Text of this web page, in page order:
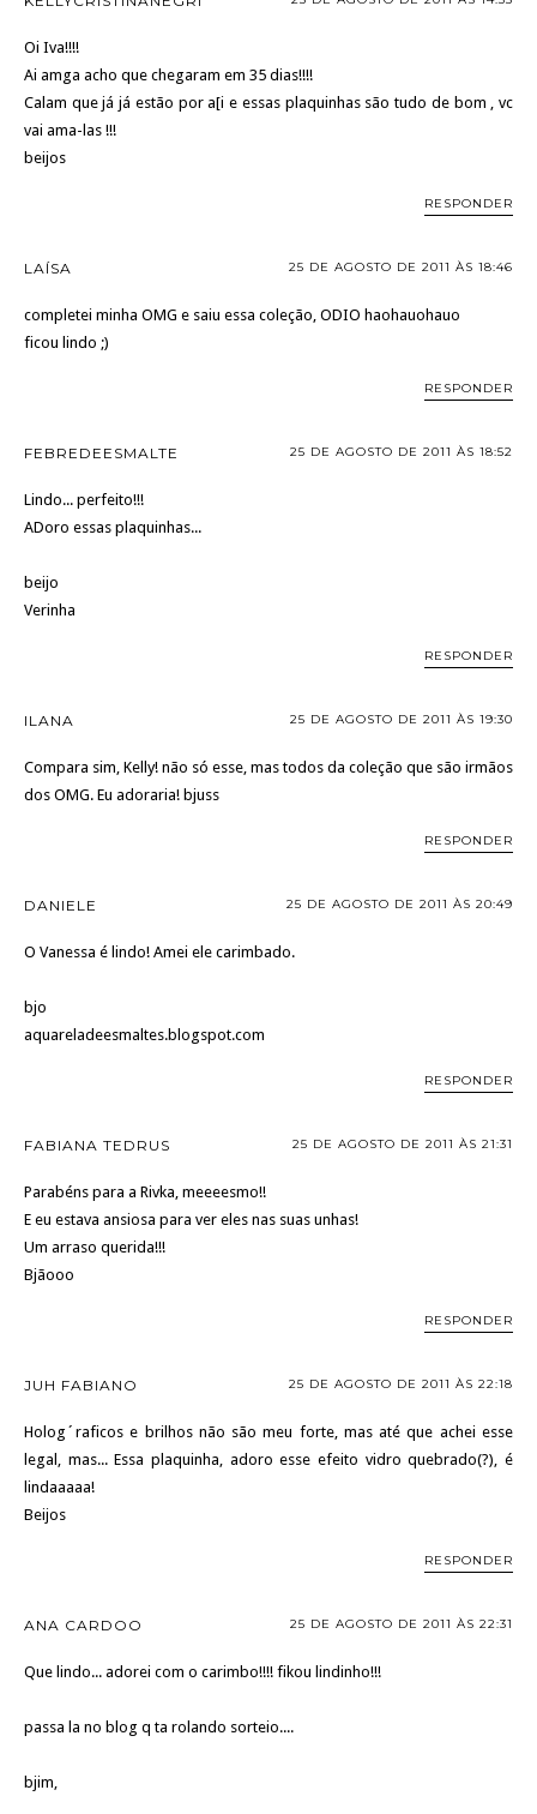
Oi Iva!!!!
Ai amga acho que chegaram em 35 dias!!!!
Calam que já já estão por a[i e essas plaquinhas são tudo de bom , vc
vai ama-las !!!
beijos
RESPONDER
LAÍSA 25 DE AGOSTO DE 2011 ÀS 18:46
completei minha OMG e saiu essa coleção, ODIO haohauohauo
ficou lindo ;)
RESPONDER
FEBREDEESMALTE 25 DE AGOSTO DE 2011 ÀS 18:52
Lindo... perfeito!!!
ADoro essas plaquinhas...
beijo
Verinha
RESPONDER
ILANA 25 DE AGOSTO DE 2011 ÀS 19:30
Compara sim, Kelly! não só esse, mas todos da coleção que são irmãos
dos OMG. Eu adoraria! bjuss
RESPONDER
DANIELE 25 DE AGOSTO DE 2011 ÀS 20:49
O Vanessa é lindo! Amei ele carimbado.
bjo
aquareladeesmaltes.blogspot.com
RESPONDER
FABIANA TEDRUS 25 DE AGOSTO DE 2011 ÀS 21:31
Parabéns para a Rivka, meeeesmo!!
E eu estava ansiosa para ver eles nas suas unhas!
Um arraso querida!!!
Bjãooo
RESPONDER
JUH FABIANO 25 DE AGOSTO DE 2011 ÀS 22:18
Holog´raficos e brilhos não são meu forte, mas até que achei esse
legal, mas... Essa plaquinha, adoro esse efeito vidro quebrado(?), é
lindaaaaa!
Beijos
RESPONDER
ANA CARDOO 25 DE AGOSTO DE 2011 ÀS 22:31
Que lindo... adorei com o carimbo!!!! fikou lindinho!!!
passa la no blog q ta rolando sorteio....
bjim,